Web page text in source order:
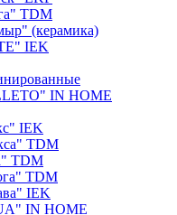
TDM
(керамика)
IEK
IN HOME
IEK
TDM
TDM
TDM
IEK
IN HOME